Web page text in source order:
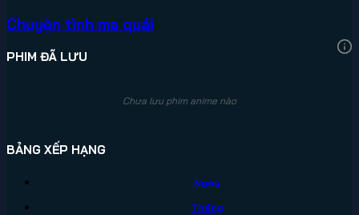
Chuyện tình ma quái
PHIM ĐÃ LƯU
Chưa lưu phim anime nào
BẢNG XẾP HẠNG
Ngày
Tháng